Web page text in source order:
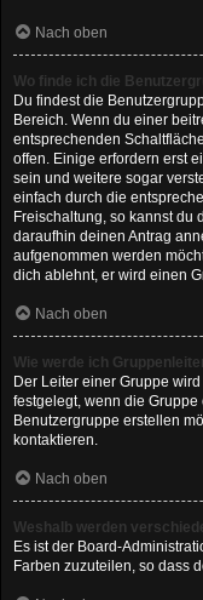
Nach oben
Wo finde ich die
Du findest die
Bereich. Wenn du einer
entsprechenden
offen. Einige erfordern erst
sein und weitere sogar
einfach durch die
Freischaltung, so kannst du
daraufhin deinen Antrag
aufgenommen werden
dich ablehnt, er wird einen
Nach oben
Wie werde ich
Der Leiter einer Gruppe
festgelegt, wenn die
Benutzergruppe erstellen
kontaktieren.
Nach oben
Weshalb werden
Es ist der Board-
Farben zuzuteilen, so dass